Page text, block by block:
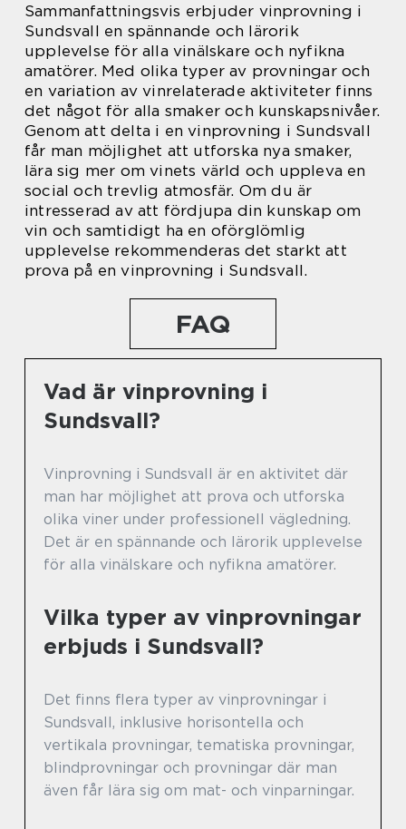
Sammanfattningsvis erbjuder vinprovning i
Sundsvall en spännande och lärorik
upplevelse för alla vinälskare och nyfikna
amatörer. Med olika typer av provningar och
en variation av vinrelaterade aktiviteter finns
det något för alla smaker och kunskapsnivåer.
Genom att delta i en vinprovning i Sundsvall
får man möjlighet att utforska nya smaker,
lära sig mer om vinets värld och uppleva en
social och trevlig atmosfär. Om du är
intresserad av att fördjupa din kunskap om
vin och samtidigt ha en oförglömlig
upplevelse rekommenderas det starkt att
prova på en vinprovning i Sundsvall.
FAQ
Vad är vinprovning i
Sundsvall?
Vinprovning i Sundsvall är en aktivitet där
man har möjlighet att prova och utforska
olika viner under professionell vägledning.
Det är en spännande och lärorik upplevelse
för alla vinälskare och nyfikna amatörer.
Vilka typer av vinprovningar
erbjuds i Sundsvall?
Det finns flera typer av vinprovningar i
Sundsvall, inklusive horisontella och
vertikala provningar, tematiska provningar,
blindprovningar och provningar där man
även får lära sig om mat- och vinparningar.